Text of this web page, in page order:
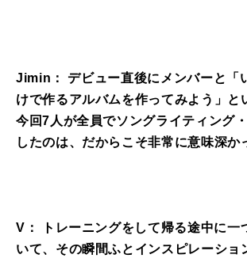
Jimin： デビュー直後にメンバーと「
けで作るアルバムを作ってみよう」と
今回7人が全員でソングライティング
したのは、だからこそ非常に意味深か
V： トレーニングをして帰る途中に一
いて、その瞬間ふとインスピレーショ